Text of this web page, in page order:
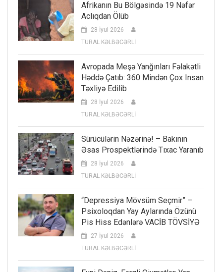
Afrikanın Bu Bölgəsində 19 Nəfər
Aclıqdan Ölüb
28 İyul 2026
TURAL KƏLBƏCƏRLİ
Avropada Meşə Yanğınları Fəlakətli
Həddə Çatıb: 360 Mindən Çox Insan
Təxliyə Edilib
28 İyul 2026
TURAL KƏLBƏCƏRLİ
Sürücülərin Nəzərinə! – Bakının
Əsas Prospektlərində Tıxac Yaranıb
28 İyul 2026
TURAL KƏLBƏCƏRLİ
“Depressiya Mövsüm Seçmir” –
Psixoloqdan Yay Aylarında Özünü
Pis Hiss Edənlərə VACİB TÖVSİYƏ
27 İyul 2026
TURAL KƏLBƏCƏRLİ